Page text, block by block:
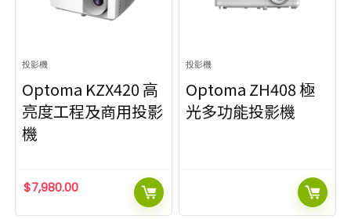
投影機
Optoma KZX420 高
亮度工程及商用投影
機
$7,980.00
投影機
Optoma ZH408 極
光多功能投影機